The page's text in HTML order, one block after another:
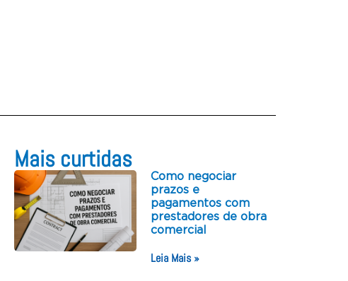
Mais curtidas​
Como negociar
prazos e
pagamentos com
prestadores de obra
comercial
Leia Mais »